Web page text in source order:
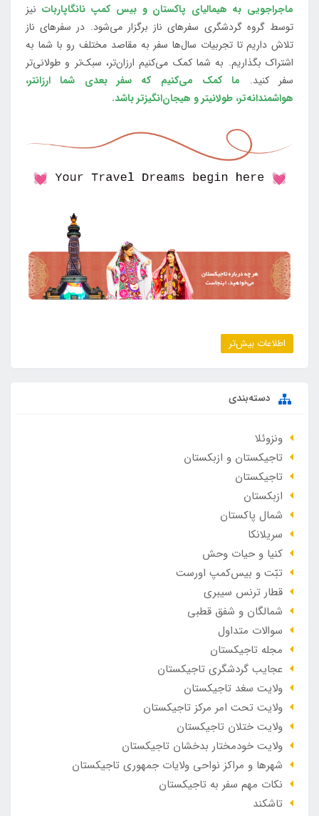
ماجراجویی به هیمالیای پاکستان و بیس کمپ نانگاپاربات نیز
توسط گروه گردشگری سفرهای ناز برگزار می‌شود. در سفرهای ناز
تلاش داریم تا تجربیات سال‌ها سفر به مقاصد مختلف رو با شما به
اشتراک بگذاریم. به شما کمک می‌کنیم ارزان‌تر، سبک‌تر و طولانی‌تر
سفر کنید. ما کمک می‌کنیم که سفر بعدی شما ارزانتر،
هواشمندانه‌تر، طولانی‎تر و هیجان‌انگیزتر باشد.
اطلاعات بیش‌تر
دسته‌بندی
ونزوئلا
تاجیکستان و ازبکستان
تاجیکستان
ازبکستان
شمال پاکستان
سریلانکا
کنیا و حیات وحش
تبّت و بیس‌کمپ اورست
قطار ترنس سیبری
شمالگان و شفق قطبی
سوالات متداول
مجله تاجیکستان
عجایب گردشگری تاجیکستان
ولایت سغد تاجیکستان
ولایت تحت امر مرکز تاجیکستان
ولایت ختلان تاجیکستان
ولایت خودمختار بدخشان تاجیکستان
شهرها و مراکز نواحی ولایات جمهوری تاجیکستان
نکات مهم سفر به تاجیکستان
تاشکند